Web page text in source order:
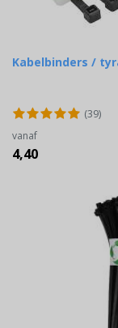
Kabelbinders /
(39)
vanaf
4,40